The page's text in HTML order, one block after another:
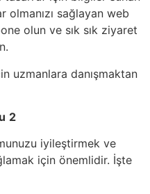
olmanızı sağlayan web
olun ve sık sık ziyaret
uzmanlara danışmaktan
2
iyileştirmek ve
için önemlidir. İşte